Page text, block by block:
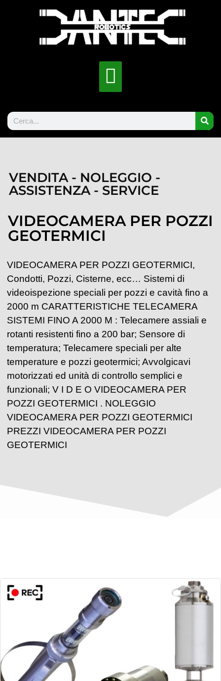
VENDITA - NOLEGGIO -
ASSISTENZA - SERVICE
VIDEOCAMERA PER POZZI
GEOTERMICI
VIDEOCAMERA PER POZZI GEOTERMICI,
Condotti, Pozzi, Cisterne, ecc… Sistemi di
videoispezione speciali per pozzi e cavità fino a
2000 m CARATTERISTICHE TELECAMERA
SISTEMI FINO A 2000 M : Telecamere assiali e
rotanti resistenti fino a 200 bar; Sensore di
temperatura; Telecamere speciali per alte
temperature e pozzi geotermici; Avvolgicavi
motorizzati ed unità di controllo semplici e
funzionali; V I D E O VIDEOCAMERA PER
POZZI GEOTERMICI . NOLEGGIO
VIDEOCAMERA PER POZZI GEOTERMICI
PREZZI VIDEOCAMERA PER POZZI
GEOTERMICI